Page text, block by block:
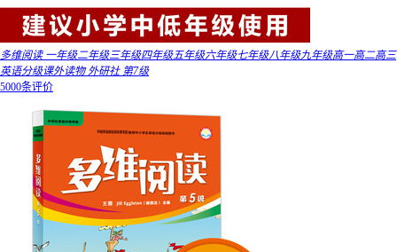
多维阅读 一年级二年级三年级四年级五年级六年级七年级八年级九年级高一高二高三
英语分级课外读物 外研社 第7级
5000条评价